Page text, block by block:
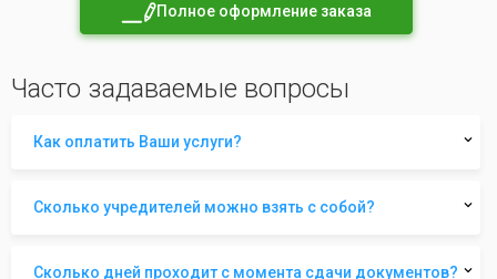
Полное оформление заказа
Часто задаваемые вопросы
Как оплатить Ваши услуги?
Сколько учредителей можно взять с собой?
Сколько дней проходит с момента сдачи документов?